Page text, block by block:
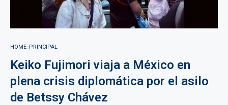
HOME_PRINCIPAL
Keiko Fujimori viaja a México en
plena crisis diplomática por el asilo
de Betssy Chávez